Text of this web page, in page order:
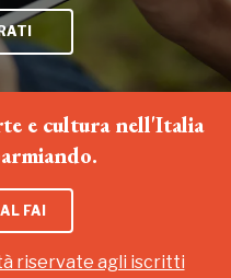
e cultura nell'Italia
FAI
riservate agli iscritti